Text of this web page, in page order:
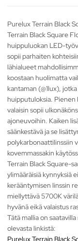
Purelux Terrain Black
Terrain Black Square
huippuluokan LED-
sopii parhaiten
lähialueet
koostaan huolimatta
kantaman (@1lux),
huipputuloksia. Pienen
valaisin sopii
ajoneuvoihin. Kaiken
säänkestävä ja se
polykarbonaattilinssiin
kovemmassakin
Terrain Black Square-
ylimääräisiä kynnyksiä
kerääntymisen linssin
miellyttävä 5700K
hyvänä eikä valaistus
Tätä mallia on
olevasta linkistä:
Purelux Terrain Black